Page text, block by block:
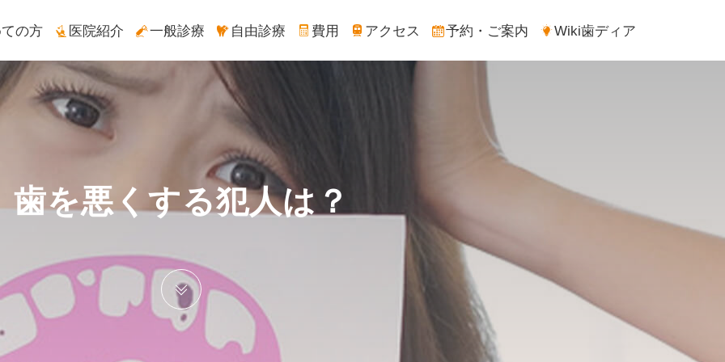
の方 医院紹介 一般診療 自由診療 費用 アクセス 予約・ご案内 Wiki歯ディア
歯を悪くする犯人は？